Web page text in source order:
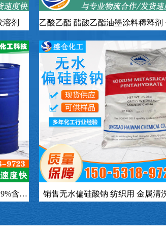
剂
乙酸乙酯 醋酸乙酯油墨涂料稀释剂
含量
销售无水偏硅酸钠 纺织用 金属清